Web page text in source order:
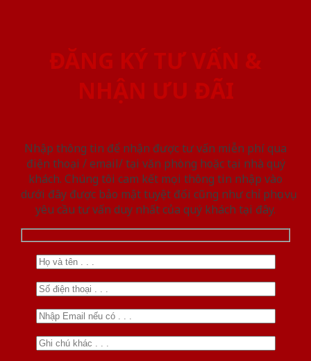
ĐĂNG KÝ TƯ VẤN &
NHẬN ƯU ĐÃI
Nhập thông tin để nhận được tư vấn miễn phí qua
điện thoại / email/ tại văn phòng hoặc tại nhà quý
khách. Chúng tôi cam kết mọi thông tin nhập vào
dưới đây được bảo mật tuyệt đối cũng như chỉ phục vụ
yêu cầu tư vấn duy nhất của quý khách tại đây.